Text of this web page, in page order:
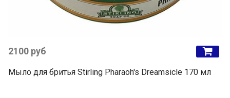
2100 руб
Мыло для бритья Stirling Pharaoh's Dreamsicle 170 мл